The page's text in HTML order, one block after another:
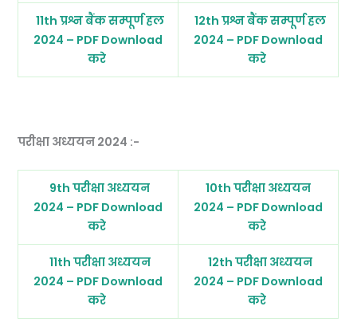
11th प्रश्न बैंक सम्पूर्ण हल
2024 – PDF Download
करे
12th प्रश्न बैंक सम्पूर्ण हल
2024 – PDF Download
करे
परीक्षा अध्ययन 2024 :-
9th परीक्षा अध्ययन
2024 – PDF Download
करे
10th परीक्षा अध्ययन
2024 – PDF Download
करे
11th परीक्षा अध्ययन
2024 – PDF Download
करे
12th परीक्षा अध्ययन
2024 – PDF Download
करे